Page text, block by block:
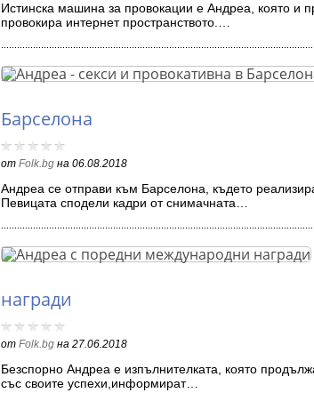
Истинска машина за провокации е Андреа, която и
провокира интернет пространството.…
Барселона
от Folk.bg на 06.08.2018
Андреа се отправи към Барселона, където
Певицата сподели кадри от снимачната…
награди
от Folk.bg на 27.06.2018
Безспорно Андреа е изпълнителката, която
със своите успехи,информират…